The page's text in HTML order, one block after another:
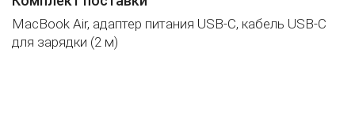
MacBook Air, адаптер питания USB‑C, кабель USB‑C
для зарядки (2 м)